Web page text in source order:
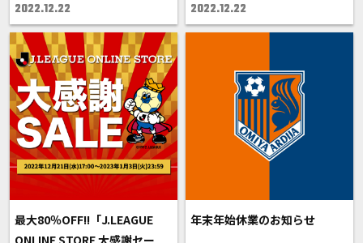
2022.12.22 2022.12.22
最大80％OFF!!「J.LEAGUE
ONLINE STORE 大感謝セー
年末年始休業のお知らせ